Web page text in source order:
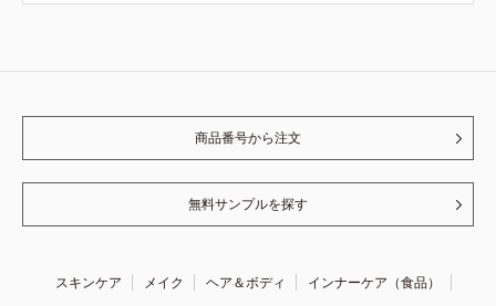
商品番号から注文
無料サンプルを探す
スキンケア メイク ヘア＆ボディ
インナーケア（食品）